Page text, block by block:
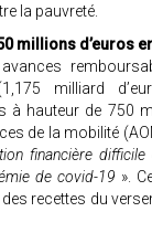
la pauvreté.
millions d’euros
milliard
à hauteur de 750
de la mobilité
financière
de covid-19 ».
recettes du